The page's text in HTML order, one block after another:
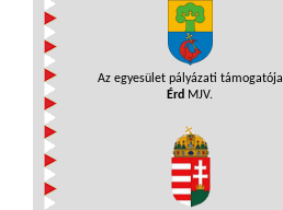
Az egyesület pályázati támogatója
Érd MJV.